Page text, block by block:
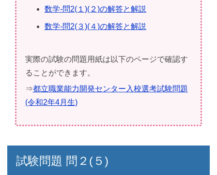
数学-問2(１)(２)の解答と解説
数学-問2(３)(４)の解答と解説
実際の試験の問題用紙は以下のページで確認す
ることができます。
⇒都立職業能力開発センター入校選考試験問題
(令和2年4月生)
試験問題 問２(５)